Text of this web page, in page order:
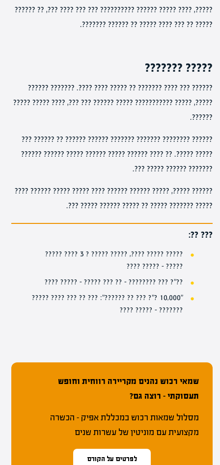
?????, ???? ????? ?????? ?????????? ??? ??? ???? ???, ?? ??????
????? ?? ??? ???? ????? ?? ?????? ???????.
????? ???????
?????? ??? ???? ??????? ?? ????? ???? ????. ??????? ??????
?????, ????? ??????????? ????? ?????? ??? ???, ???? ????? ?????
??????.
?????? ???????? ??????? ??????? ?????? ?????? ?? ?????? ???
????? ?????. ?? ???? ?????? ????? ?????? ????? ?????? ??????
??????? ?????? ????? ???.
?????? ?????, ????? ?????? ?????? ???? ????? ????? ?????? ????
????? ??????? ????? ?? ????? ?????? ????? ???.
??? ??:
????? ????? ????, ????? ????? ? 3 ???? ?????
????? – ????? ????
??"? ??? ???????? – ?? ??? ????? – ????? ????
"10,000 ?"? ??? ?? ??????": ??? ?? ??? ???? ?????
??????? – ????? ????
שמאי רכוש נהנים מקריירה רווחית וחופש
תעסוקתי – רוצה גם?
מסלול שמאות רכוש במכללת אפיק – הכשרה
מקצועית עם מוניטין של עשרות שנים
לפרטים על הקורס